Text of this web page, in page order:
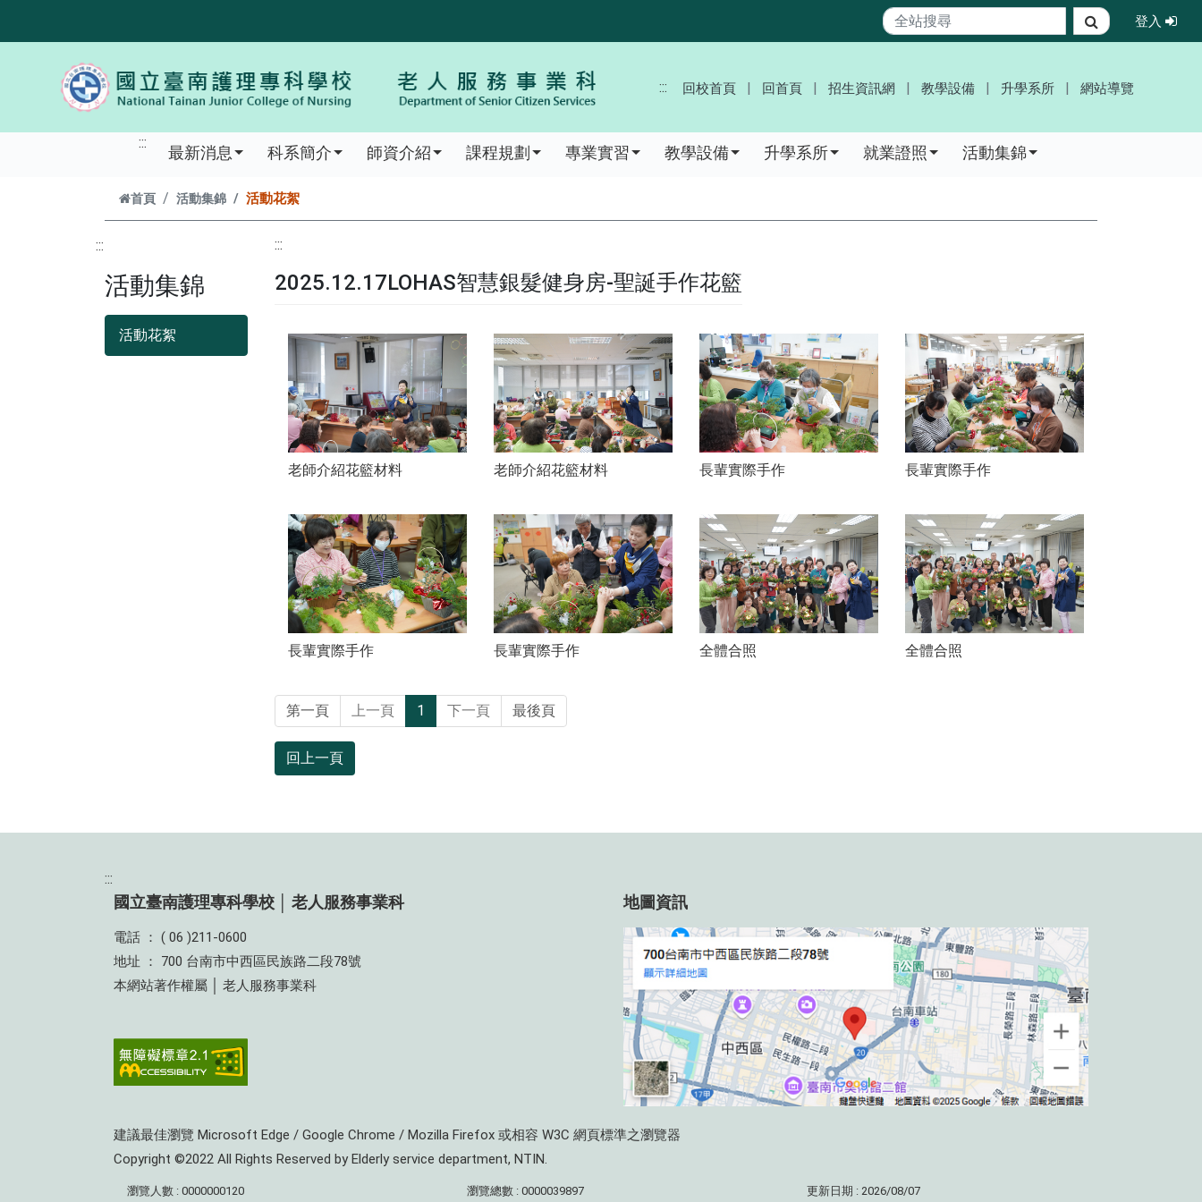
搜尋
登入 登入
::: 回校首頁 回首頁 招生資訊網 教學設備 升學系所 網站導覽
::: 最新消息 科系簡介 師資介紹 課程規劃 專業實習 教學設備 升學系所 就業證照 活動集錦
首頁 活動集錦 活動花絮
:::
活動集錦
活動花絮
:::
2025.12.17LOHAS智慧銀髮健身房-聖誕手作花籃
老師介紹花籃材料 老師介紹花籃材料 長輩實際手作 長輩實際手作
長輩實際手作 長輩實際手作 全體合照 全體合照
第一頁 上一頁 1 下一頁 最後頁
:::
國立臺南護理專科學校 │ 老人服務事業科
電話 ： ( 06 )211-0600
地址 ： 700 台南市中西區民族路二段78號
本網站著作權屬 │ 老人服務事業科
地圖資訊
建議最佳瀏覽 Microsoft Edge / Google Chrome / Mozilla Firefox 或相容 W3C 網頁標準之瀏覽器
Copyright ©2022 All Rights Reserved by Elderly service department, NTIN.
瀏覽人數 : 0000000120 瀏覽總數 : 0000039897 更新日期 : 2026/08/07